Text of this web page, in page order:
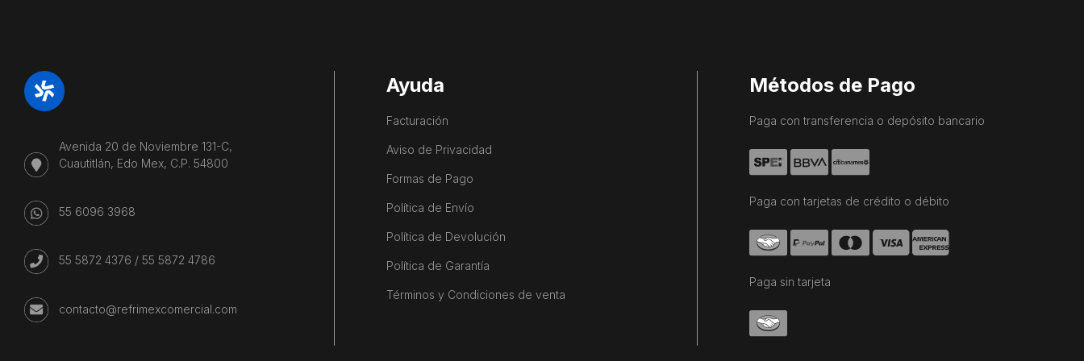
Avenida 20 de Noviembre 131-C,
Cuautitlán, Edo Mex, C.P. 54800
55 6096 3968
55 5872 4376 / 55 5872 4786
contacto@refrimexcomercial.com
Ayuda
Facturación
Aviso de Privacidad
Formas de Pago
Política de Envío
Política de Devolución
Política de Garantía
Términos y Condiciones de venta
Métodos de Pago
Paga con transferencia o depósito bancario
Paga con tarjetas de crédito o débito
Paga sin tarjeta